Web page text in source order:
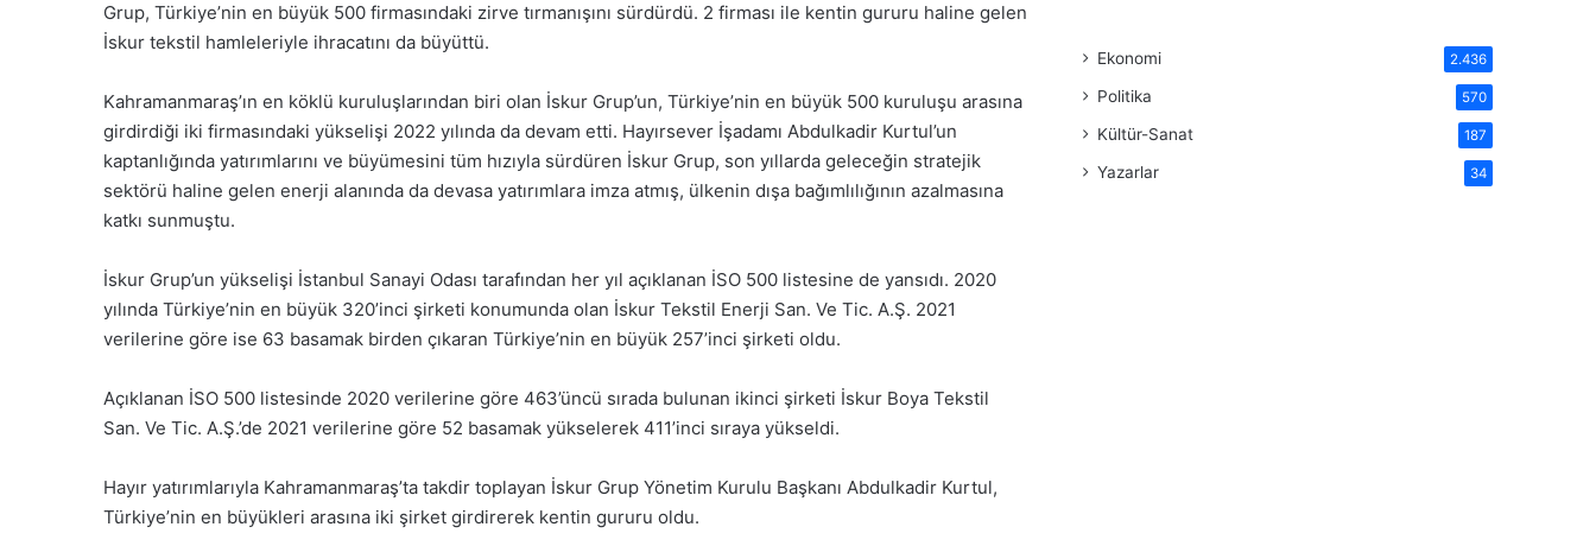
Grup, Türkiye’nin en büyük 500 firmasındaki zirve tırmanışını sürdürdü. 2 firması ile kentin gururu haline gelen
İskur tekstil hamleleriyle ihracatını da büyüttü.
Kahramanmaraş’ın en köklü kuruluşlarından biri olan İskur Grup’un, Türkiye’nin en büyük 500 kuruluşu arasına
girdirdiği iki firmasındaki yükselişi 2022 yılında da devam etti. Hayırsever İşadamı Abdulkadir Kurtul’un
kaptanlığında yatırımlarını ve büyümesini tüm hızıyla sürdüren İskur Grup, son yıllarda geleceğin stratejik
sektörü haline gelen enerji alanında da devasa yatırımlara imza atmış, ülkenin dışa bağımlılığının azalmasına
katkı sunmuştu.
İskur Grup’un yükselişi İstanbul Sanayi Odası tarafından her yıl açıklanan İSO 500 listesine de yansıdı. 2020
yılında Türkiye’nin en büyük 320’inci şirketi konumunda olan İskur Tekstil Enerji San. Ve Tic. A.Ş. 2021
verilerine göre ise 63 basamak birden çıkaran Türkiye’nin en büyük 257’inci şirketi oldu.
Açıklanan İSO 500 listesinde 2020 verilerine göre 463’üncü sırada bulunan ikinci şirketi İskur Boya Tekstil
San. Ve Tic. A.Ş.’de 2021 verilerine göre 52 basamak yükselerek 411’inci sıraya yükseldi.
Hayır yatırımlarıyla Kahramanmaraş’ta takdir toplayan İskur Grup Yönetim Kurulu Başkanı Abdulkadir Kurtul,
Türkiye’nin en büyükleri arasına iki şirket girdirerek kentin gururu oldu.
Ekonomi 2.436
Politika 570
Kültür-Sanat 187
Yazarlar 34